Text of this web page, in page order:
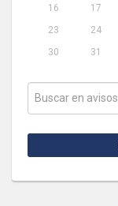
16
17
23
24
30
31